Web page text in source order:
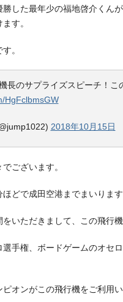
勝した最年少の福地啓介くん
す。
。
長のサプライズスピーチ！
HgFclbmsGW
2018年10月15日
ございます。
どで成田空港までまいります
いただきまして、この飛行機
手権、ボードゲームのオセ
オンがこの飛行機をご利用い